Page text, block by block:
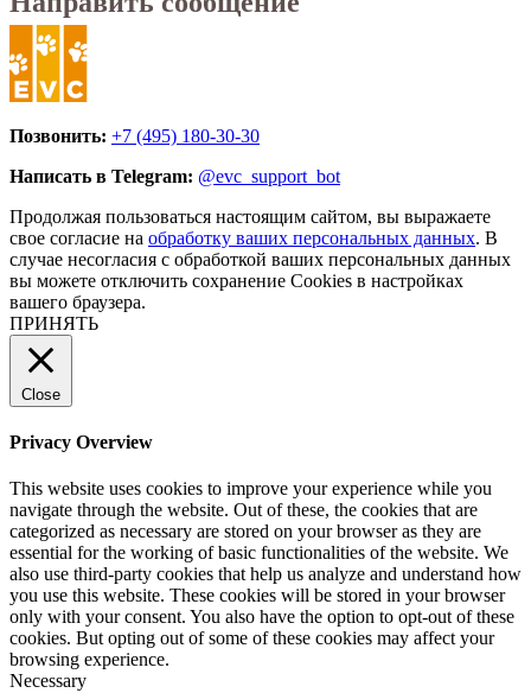
Позвонить: +7 (495) 180-30-30
Написать в Telegram: @evc_support_bot
Продолжая пользоваться настоящим сайтом, вы выражаете
свое согласие на обработку ваших персональных данных. В
случае несогласия с обработкой ваших персональных данных
вы можете отключить сохранение Cookies в настройках
вашего браузера.
ПРИНЯТЬ
Close
Privacy Overview
This website uses cookies to improve your experience while you
navigate through the website. Out of these, the cookies that are
categorized as necessary are stored on your browser as they are
essential for the working of basic functionalities of the website. We
also use third-party cookies that help us analyze and understand how
you use this website. These cookies will be stored in your browser
only with your consent. You also have the option to opt-out of these
cookies. But opting out of some of these cookies may affect your
browsing experience.
Necessary